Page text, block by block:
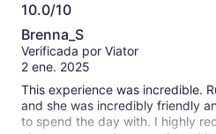
10.0/10
10.0
de
10
Brenna_S
Verificada por Viator
2 ene. 2025
This experience was incredible.
and she was incredibly friendly
to spend the day with. I highly